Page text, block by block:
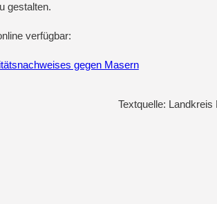
gestalten.
verfügbar:
gegen Masern
Textquelle: